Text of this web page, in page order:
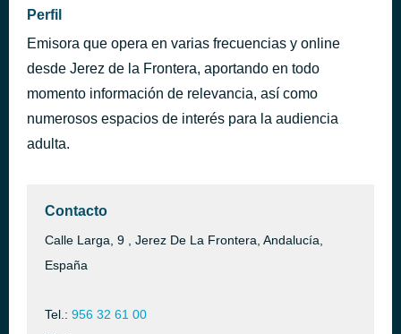
Perfil
Emisora que opera en varias frecuencias y online
desde Jerez de la Frontera, aportando en todo
momento información de relevancia, así como
numerosos espacios de interés para la audiencia
adulta.
Contacto
Calle Larga, 9 , Jerez De La Frontera, Andalucía,
España
Tel.: 956 32 61 00